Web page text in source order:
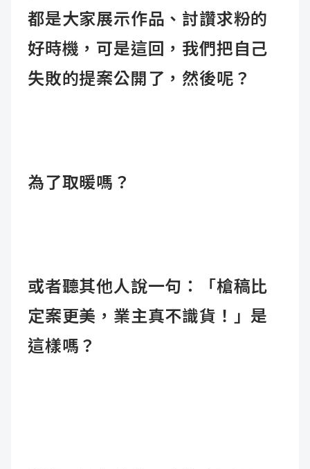
都是大家展示作品、討讚求粉的
好時機，可是這回，我們把自己
失敗的提案公開了，然後呢？
為了取暖嗎？
或者聽其他人說一句：
「槍稿比
定案更美，業主真不識貨！」是
這樣嗎？